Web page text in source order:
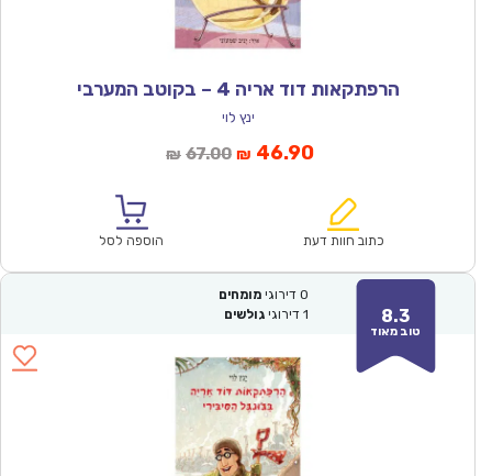
הרפתקאות דוד אריה 4 – בקוטב המערבי
ינץ לוי
₪ 67.00המחיר
₪67.00.
₪ 46.90המחיר
הוא:
כתוב חוות דעת הוספה לסל
8.3
טוב מאוד
0 דירוגי מומחים
1 דירוגי גולשים